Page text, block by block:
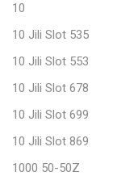
10
10 Jili Slot 535
10 Jili Slot 553
10 Jili Slot 678
10 Jili Slot 699
10 Jili Slot 869
1000 50-50Z